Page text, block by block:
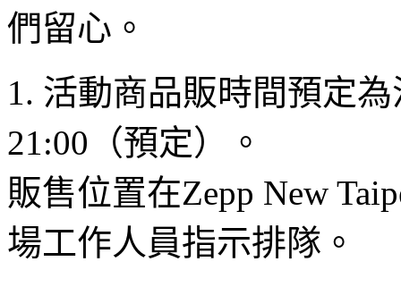
們留心。
1. 活動商品販時間預定
21:00（預定）。
販售位置在Zepp New
場工作人員指示排隊。